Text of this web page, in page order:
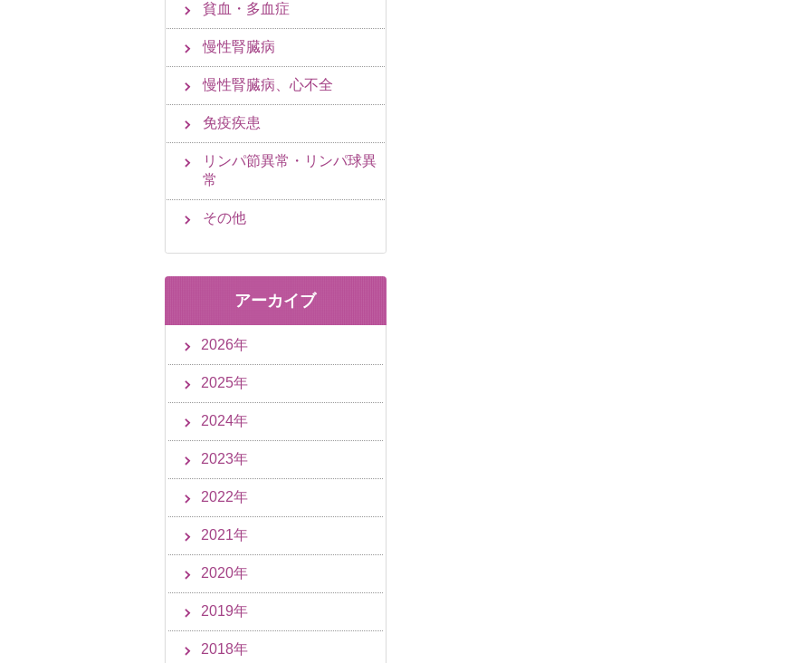
貧血・多血症
慢性腎臓病
慢性腎臓病、心不全
免疫疾患
リンパ節異常・リンパ球異
常
その他
アーカイブ
2026年
2025年
2024年
2023年
2022年
2021年
2020年
2019年
2018年